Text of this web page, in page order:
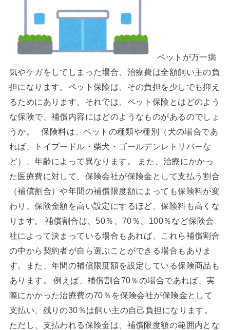
ペットが万一病
気やケガをしてしまった場合、治療費は全額飼い主の負
担になります。ペット保険は、その負担を少しでも抑え
るためにあります。それでは、ペット保険とはどのよう
な保険で、補償内容にはどのようなものがあるのでしょ
うか。 保険料は、ペットの種類や種別（犬の場合であ
れば、トイプードル・柴犬・ゴールデンレトリバーな
ど）、年齢によって異なります。 また、治療にかかっ
た医療費に対して、保険会社が保険金として支払う割合
（補償割合）や年間の補償限度額によっても保険料が変
わり、保険金額を高い設定にするほど、保険料も高くな
ります。 補償割合は、50％、70％、100％など保険会
社によって決まっている場合もあれば、これら補償割合
の中から契約者が自ら選ぶことができる場合もありま
す。また、年間の補償限度額を設定している保険商品も
あります。 例えば、補償割合70％の場合であれば、実
際にかかった治療費の70％を保険会社が保険金として
支払い、残りの30％は飼い主の自己負担になります。
ただし、支払われる保険金は、補償限度額の範囲内とな